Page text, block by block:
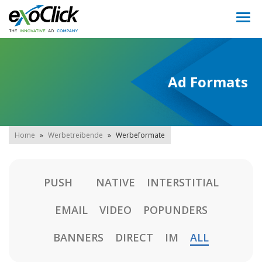
Ad Formats
Home » Werbetreibende » Werbeformate
PUSH NATIVE
INTERSTITIAL
EMAIL
VIDEO
POPUNDERS
BANNERS
DIRECT IM ALL